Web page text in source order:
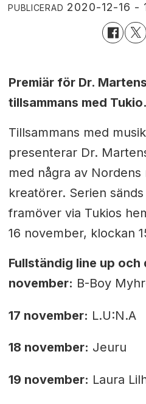
PUBLICERAD 2020-12-16 -
Premiär för Dr.
tillsammans med Tukio.
Tillsammans med
presenterar Dr.
med några av
kreatörer. Serien
framöver via Tukios
16 november, klockan
Fullständig line up och
november: B-Boy
17 november: L.U:N.A
18 november: Jeuru
19 november: Laura